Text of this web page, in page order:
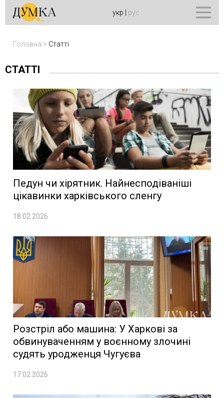
укр рус
Головна > Статті
СТАТТІ
Педун чи хірятник. Найнесподіваніші
цікавинки харківського сленгу
18.02.2026
Розстріл або машина: У Харкові за
обвинуваченням у воєнному злочині
судять уродженця Чугуєва
17.02.2026